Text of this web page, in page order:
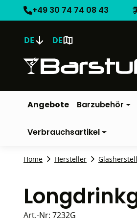
+49 30 74 74 08 43
DE DE
Angebote Barzubehör
Verbrauchsartikel
Home Hersteller
Art.-Nr: 7232G